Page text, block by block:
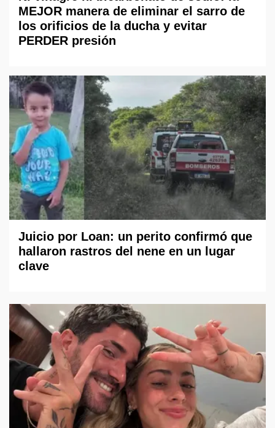
MEJOR manera de eliminar el sarro de
los orificios de la ducha y evitar
PERDER presión
Juicio por Loan: un perito confirmó que
hallaron rastros del nene en un lugar
clave